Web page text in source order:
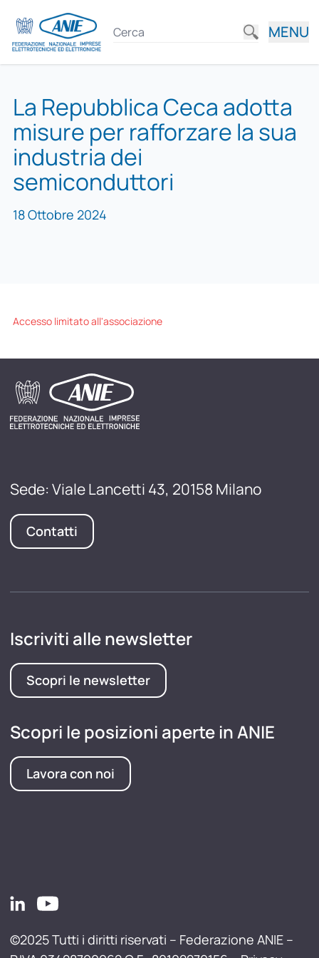
MENU
La Repubblica Ceca adotta
misure per rafforzare la sua
industria dei
semiconduttori
18 Ottobre 2024
Accesso limitato all'associazione
Sede: Viale Lancetti 43, 20158 Milano
Contatti
Iscriviti alle newsletter
Scopri le newsletter
Scopri le posizioni aperte in ANIE
Lavora con noi
©2025 Tutti i diritti riservati – Federazione ANIE –